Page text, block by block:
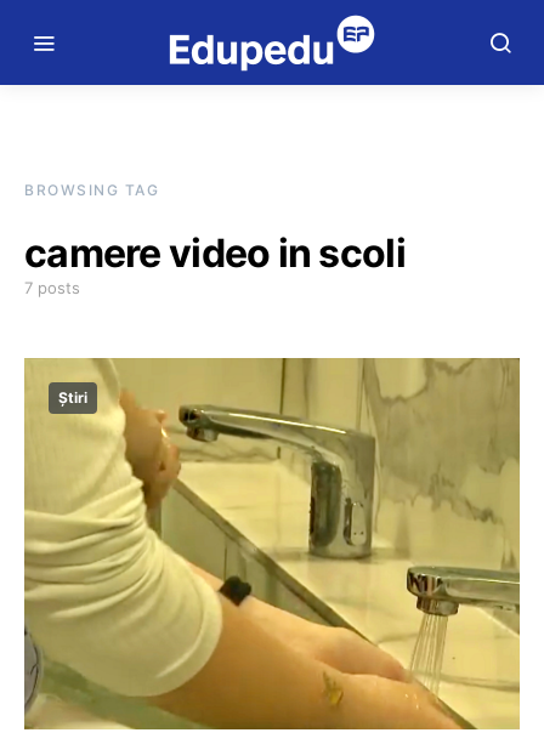
BROWSING TAG
camere video in scoli
7 posts
Știri